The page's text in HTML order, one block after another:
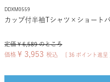
DDXM0559
カップ付半袖Tシャツ×ショート
定価 ¥ 6,589 のところ
価格 ¥ 3,953 税込 36 ポイント進呈 ]